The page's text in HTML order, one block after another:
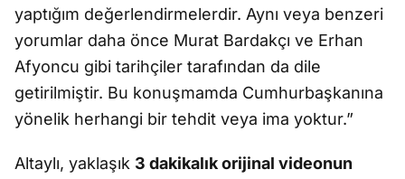
yaptığım değerlendirmelerdir. Aynı veya benzeri
yorumlar daha önce Murat Bardakçı ve Erhan
Afyoncu gibi tarihçiler tarafından da dile
getirilmiştir. Bu konuşmamda Cumhurbaşkanına
yönelik herhangi bir tehdit veya ima yoktur.”
Altaylı, yaklaşık 3 dakikalık orijinal videonun